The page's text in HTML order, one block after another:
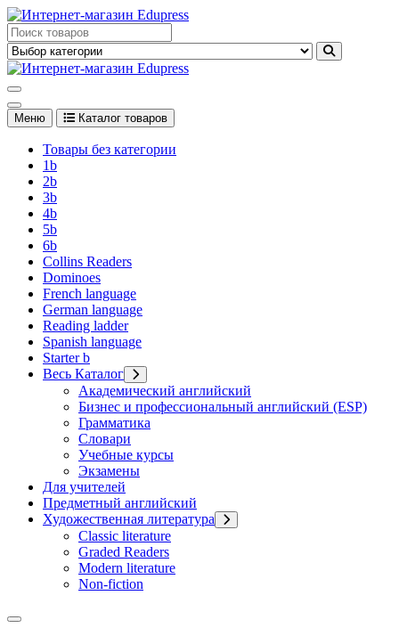
Перейти
к
содержимому
Edupress Uzbekistan, Edupress Узбекистан, книги, учебники на
английском языке
английском языке
Меню Каталог товаров
Товары без категории
1b
2b
3b
4b
5b
6b
Collins Readers
Dominoes
French language
German language
Reading ladder
Spanish language
Starter b
Весь Каталог
Академический английский
Бизнес и профессиональный английский (ESP)
Грамматика
Словари
Учебные курсы
Экзамены
Для учителей
Предметный английский
Художественная литература
Classic literature
Graded Readers
Modern literature
Non-fiction